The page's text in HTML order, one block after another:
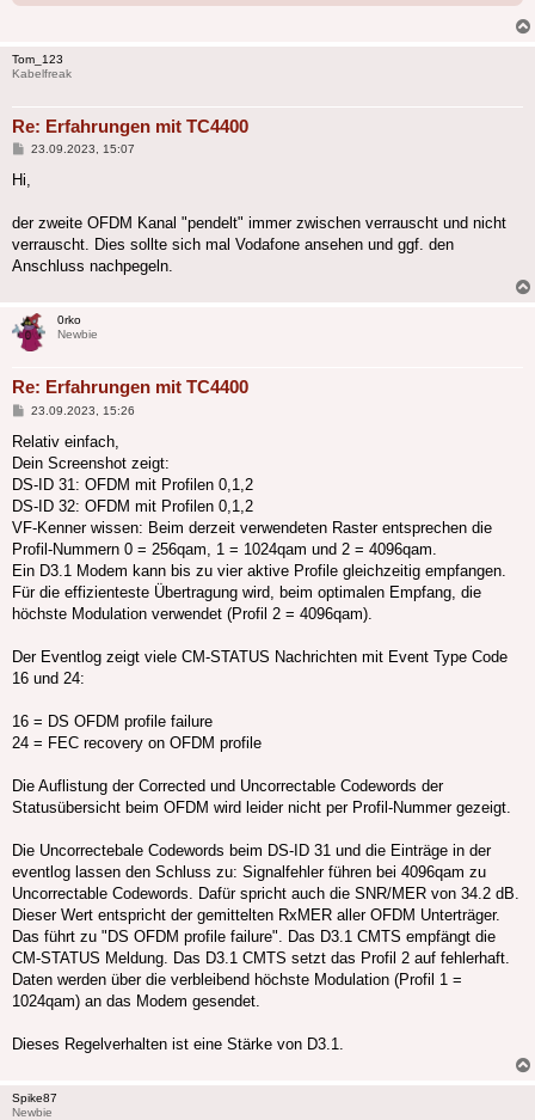
Tom_123
Kabelfreak
Re: Erfahrungen mit TC4400
Beitrag
23.09.2023, 15:07
Hi,
der zweite OFDM Kanal "pendelt" immer zwischen verrauscht und nicht
verrauscht. Dies sollte sich mal Vodafone ansehen und ggf. den
Anschluss nachpegeln.
0rko
Newbie
Re: Erfahrungen mit TC4400
Beitrag
23.09.2023, 15:26
Relativ einfach,
Dein Screenshot zeigt:
DS-ID 31: OFDM mit Profilen 0,1,2
DS-ID 32: OFDM mit Profilen 0,1,2
VF-Kenner wissen: Beim derzeit verwendeten Raster entsprechen die
Profil-Nummern 0 = 256qam, 1 = 1024qam und 2 = 4096qam.
Ein D3.1 Modem kann bis zu vier aktive Profile gleichzeitig empfangen.
Für die effizienteste Übertragung wird, beim optimalen Empfang, die
höchste Modulation verwendet (Profil 2 = 4096qam).
Der Eventlog zeigt viele CM-STATUS Nachrichten mit Event Type Code
16 und 24:
16 = DS OFDM profile failure
24 = FEC recovery on OFDM profile
Die Auflistung der Corrected und Uncorrectable Codewords der
Statusübersicht beim OFDM wird leider nicht per Profil-Nummer gezeigt.
Die Uncorrectebale Codewords beim DS-ID 31 und die Einträge in der
eventlog lassen den Schluss zu: Signalfehler führen bei 4096qam zu
Uncorrectable Codewords. Dafür spricht auch die SNR/MER von 34.2 dB.
Dieser Wert entspricht der gemittelten RxMER aller OFDM Unterträger.
Das führt zu "DS OFDM profile failure". Das D3.1 CMTS empfängt die
CM-STATUS Meldung. Das D3.1 CMTS setzt das Profil 2 auf fehlerhaft.
Daten werden über die verbleibend höchste Modulation (Profil 1 =
1024qam) an das Modem gesendet.
Dieses Regelverhalten ist eine Stärke von D3.1.
Spike87
Newbie